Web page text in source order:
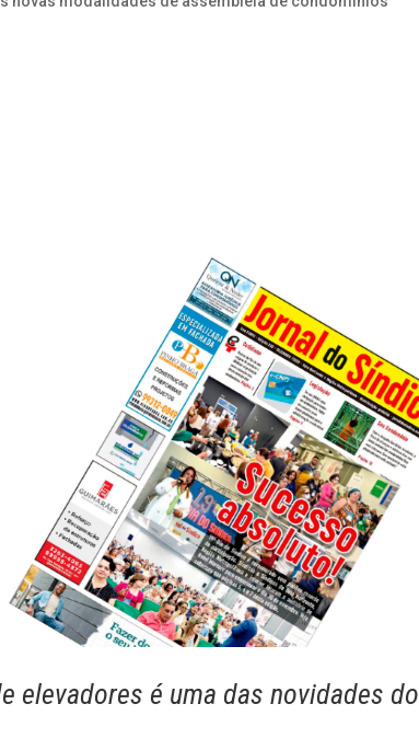
elevadores é uma das novidades do